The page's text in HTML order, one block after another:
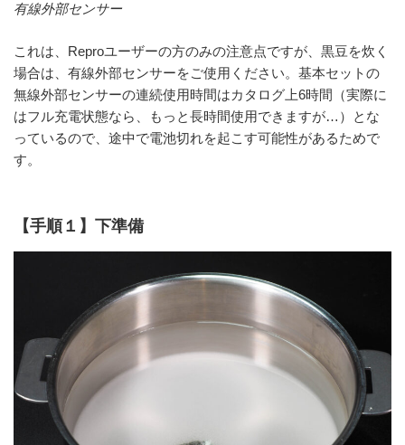
有線外部センサー
これは、Reproユーザーの方のみの注意点ですが、黒豆を炊く
場合は、有線外部センサーをご使用ください。基本セットの
無線外部センサーの連続使用時間はカタログ上6時間（実際に
はフル充電状態なら、もっと長時間使用できますが…）とな
っているので、途中で電池切れを起こす可能性があるためで
す。
【手順１】下準備